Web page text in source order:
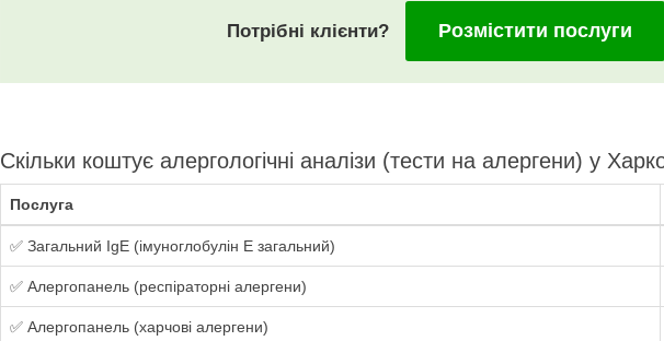
Потрібні клієнти? Розмістити послуги
Скільки коштує алергологічні аналізи (тести на алергени) у
Послуга
✅ Загальний IgE (імуноглобулін E загальний)
✅ Алергопанель (респіраторні алергени)
✅ Алергопанель (харчові алергени)